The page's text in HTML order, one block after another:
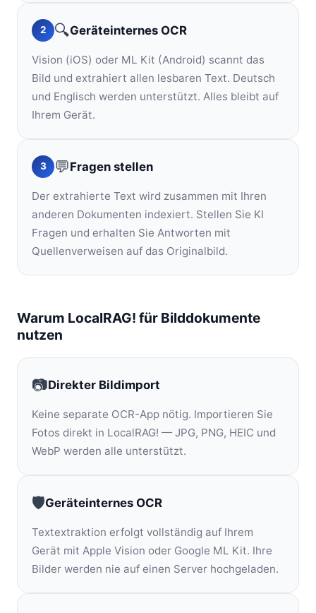
2 🔍Geräteinternes OCR
Vision (iOS) oder ML Kit (Android) scannt das
Bild und extrahiert allen lesbaren Text. Deutsch
und Englisch werden unterstützt. Alles bleibt auf
Ihrem Gerät.
3 💬Fragen stellen
Der extrahierte Text wird zusammen mit Ihren
anderen Dokumenten indexiert. Stellen Sie KI
Fragen und erhalten Sie Antworten mit
Quellenverweisen auf das Originalbild.
Warum LocalRAG! für Bilddokumente
nutzen
📷Direkter Bildimport
Keine separate OCR-App nötig. Importieren Sie
Fotos direkt in LocalRAG! — JPG, PNG, HEIC und
WebP werden alle unterstützt.
🛡️Geräteinternes OCR
Textextraktion erfolgt vollständig auf Ihrem
Gerät mit Apple Vision oder Google ML Kit. Ihre
Bilder werden nie auf einen Server hochgeladen.